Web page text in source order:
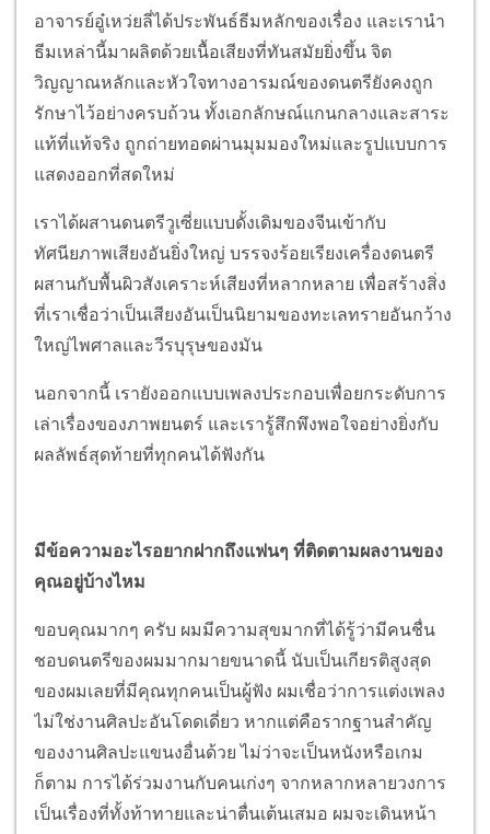
อาจารย์อู๋เหว่ยลี่ได้ประพันธ์ธีมหลักของเรื่อง และเรานำ
ธีมเหล่านี้มาผลิตด้วยเนื้อเสียงที่ทันสมัยยิ่งขึ้น จิต
วิญญาณหลักและหัวใจทางอารมณ์ของดนตรียังคงถูก
รักษาไว้อย่างครบถ้วน ทั้งเอกลักษณ์แกนกลางและสาระ
แท้ที่แท้จริง ถูกถ่ายทอดผ่านมุมมองใหม่และรูปแบบการ
แสดงออกที่สดใหม่
เราได้ผสานดนตรีวูเซี่ยแบบดั้งเดิมของจีนเข้ากับ
ทัศนียภาพเสียงอันยิ่งใหญ่ บรรจงร้อยเรียงเครื่องดนตรี
ผสานกับพื้นผิวสังเคราะห์เสียงที่หลากหลาย เพื่อสร้างสิ่ง
ที่เราเชื่อว่าเป็นเสียงอันเป็นนิยามของทะเลทรายอันกว้าง
ใหญ่ไพศาลและวีรบุรุษของมัน
นอกจากนี้ เรายังออกแบบเพลงประกอบเพื่อยกระดับการ
เล่าเรื่องของภาพยนตร์ และเรารู้สึกพึงพอใจอย่างยิ่งกับ
ผลลัพธ์สุดท้ายที่ทุกคนได้ฟังกัน
มีข้อความอะไรอยากฝากถึงแฟนๆ ที่ติดตามผลงานของ
คุณอยู่บ้างไหม
ขอบคุณมากๆ ครับ ผมมีความสุขมากที่ได้รู้ว่ามีคนชื่น
ชอบดนตรีของผมมากมายขนาดนี้ นับเป็นเกียรติสูงสุด
ของผมเลยที่มีคุณทุกคนเป็นผู้ฟัง ผมเชื่อว่าการแต่งเพลง
ไม่ใช่งานศิลปะอันโดดเดี่ยว หากแต่คือรากฐานสำคัญ
ของงานศิลปะแขนงอื่นด้วย ไม่ว่าจะเป็นหนังหรือเกม
ก็ตาม การได้ร่วมงานกับคนเก่งๆ จากหลากหลายวงการ
เป็นเรื่องที่ทั้งท้าทายและน่าตื่นเต้นเสมอ ผมจะเดินหน้า